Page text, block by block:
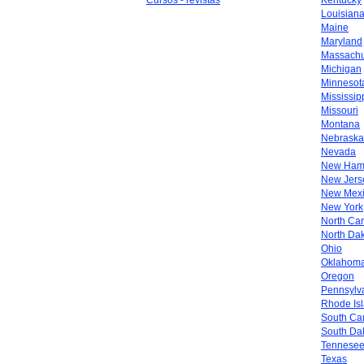
Louisiana
Maine
Maryland
Michigan
Missouri
Montana
Nebraska
Nevada
New
New
New
New York
North
North
Ohio
Oregon
Rhode
South
South
Tennesee
Texas